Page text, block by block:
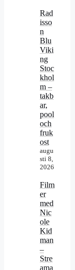
Rad
isso
n
Blu
Viki
ng
Stoc
khol
m –
takb
ar,
pool
och
fruk
ost
augu
sti 8,
2026
Film
er
med
Nic
ole
Kid
man
–
Stre
ama